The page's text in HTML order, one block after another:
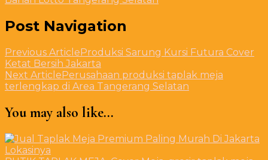
Post Navigation
Previous Article Produksi Sarung Kursi Futura Cover
Ketat Bersih Jakarta
Next Article Perusahaan produksi taplak meja
terlengkap di Area Tangerang Selatan
You may also like...